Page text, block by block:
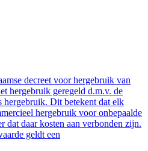
decreet voor hergebruik van
hergebruik geregeld d.m.v. de
Dit betekent dat elk
hergebruik voor onbepaalde
dat daar kosten aan verbonden zijn.
geldt een